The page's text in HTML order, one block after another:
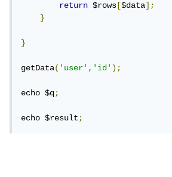
return $rows [$data];
}
}
getData('user','id');
echo $q;
echo $result;